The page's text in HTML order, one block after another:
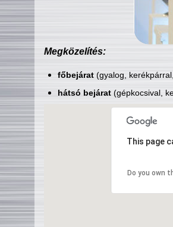
Megközelítés:
főbejárat(gyalog,
hátsó bejárat(gépkocsival,
This page
Do you own